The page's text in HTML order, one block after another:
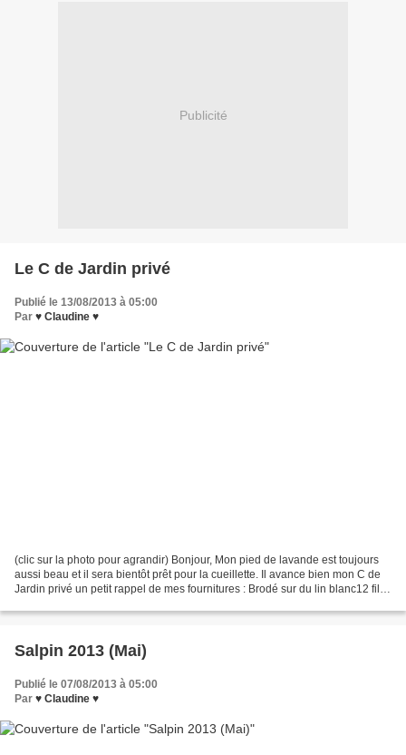
Publicité
Le C de Jardin privé
Publié le 13/08/2013 à 05:00
Par ♥ Claudine ♥
(clic sur la photo pour agrandir) Bonjour, Mon pied de lavande est toujours
aussi beau et il sera bientôt prêt pour la cueillette. Il avance bien mon C de
Jardin privé un petit rappel de mes fournitures : Brodé sur du lin blanc12 fils
Salpin 2013 (Mai)
Publié le 07/08/2013 à 05:00
Par ♥ Claudine ♥